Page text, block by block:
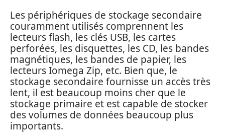
Les périphériques de stockage secondaire
couramment utilisés comprennent les
lecteurs flash, les clés USB, les cartes
perforées, les disquettes, les CD, les bandes
magnétiques, les bandes de papier, les
lecteurs Iomega Zip, etc. Bien que, le
stockage secondaire fournisse un accès très
lent, il est beaucoup moins cher que le
stockage primaire et est capable de stocker
des volumes de données beaucoup plus
importants.